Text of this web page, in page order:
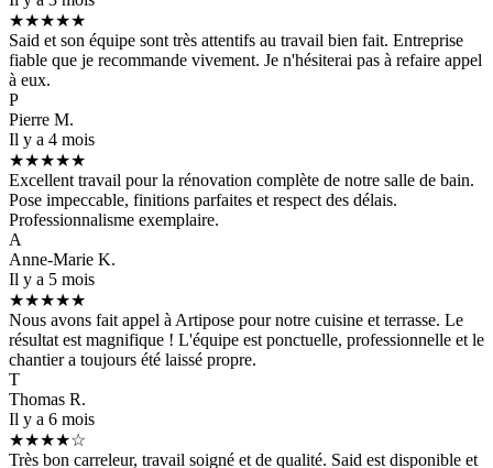
★★★★★
Said et son équipe sont très attentifs au travail bien fait. Entreprise
fiable que je recommande vivement. Je n'hésiterai pas à refaire appel
à eux.
P
Pierre M.
Il y a 4 mois
★★★★★
Excellent travail pour la rénovation complète de notre salle de bain.
Pose impeccable, finitions parfaites et respect des délais.
Professionnalisme exemplaire.
A
Anne-Marie K.
Il y a 5 mois
★★★★★
Nous avons fait appel à Artipose pour notre cuisine et terrasse. Le
résultat est magnifique ! L'équipe est ponctuelle, professionnelle et le
chantier a toujours été laissé propre.
T
Thomas R.
Il y a 6 mois
★★★★☆
Très bon carreleur, travail soigné et de qualité. Said est disponible et